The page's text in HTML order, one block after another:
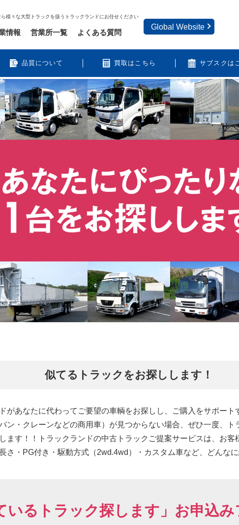
様々な大型トラックを扱うトラックランドにお任せください
品質について 買取はこちら サブスクは
情報 営業所一覧 よくある質問
Global Website
似てるトラックをお探しします！
があなたに代わってご要望の車輌をお探しし、ご購入をサポート
ン・クレーンなどの商用車）が見つからない場合、ぜひ一度、ト
ます！！トラックランドの中古トラックご提案サービスは、お
さ・PG付き・駆動方式（2wd.4wd）・カスタム車など、どんな
いるトラック探します」お申込